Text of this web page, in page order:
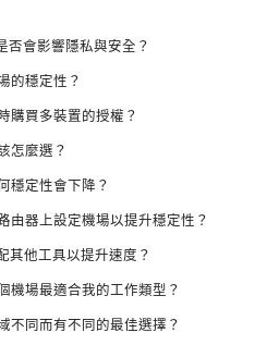
否會影響隱私與安全？
的穩定性？
購買多裝置的授權？
怎麼選？
穩定性會下降？
由器上設定機場以提升穩定性？
其他工具以提升速度？
機場最適合我的工作類型？
不同而有不同的最佳選擇？